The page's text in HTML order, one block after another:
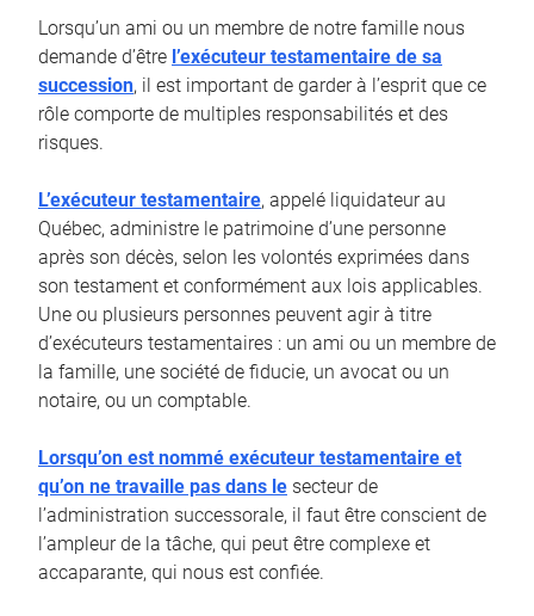
Lorsqu’un ami ou un membre de notre famille nous
demande d’être l’exécuteur testamentaire de sa
succession, il est important de garder à l’esprit que ce
rôle comporte de multiples responsabilités et des
risques.
L’exécuteur testamentaire, appelé liquidateur au
Québec, administre le patrimoine d’une personne
après son décès, selon les volontés exprimées dans
son testament et conformément aux lois applicables.
Une ou plusieurs personnes peuvent agir à titre
d’exécuteurs testamentaires : un ami ou un membre de
la famille, une société de fiducie, un avocat ou un
notaire, ou un comptable.
Lorsqu’on est nommé exécuteur testamentaire et
qu’on ne travaille pas dans le secteur de
l’administration successorale, il faut être conscient de
l’ampleur de la tâche, qui peut être complexe et
accaparante, qui nous est confiée.